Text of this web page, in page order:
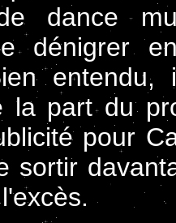
dance
dénigrer
la part du
pour
sortir